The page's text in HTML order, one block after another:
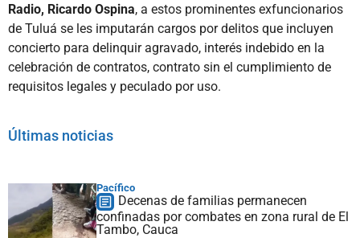
Radio, Ricardo Ospina, a estos prominentes exfuncionarios
de Tuluá se les imputarán cargos por delitos que incluyen
concierto para delinquir agravado, interés indebido en la
celebración de contratos, contrato sin el cumplimiento de
requisitos legales y peculado por uso.
Últimas noticias
Pacífico
Decenas de familias permanecen
confinadas por combates en zona rural de El
Tambo, Cauca